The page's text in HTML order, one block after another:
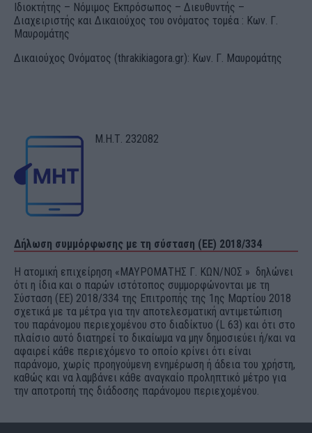
Ιδιοκτήτης – Νόμιμος Εκπρόσωπος – Διευθυντής –
Διαχειριστής και Δικαιούχος του ονόματος τομέα : Κων. Γ.
Μαυρομάτης
Δικαιούχος Ονόματος (thrakikiagora.gr): Κων. Γ. Μαυρομάτης
Μ.Η.Τ. 232082
Δήλωση συμμόρφωσης με τη σύσταση (ΕΕ) 2018/334
Η ατομική επιχείρηση «ΜΑΥΡΟΜΑΤΗΣ Γ. ΚΩΝ/ΝΟΣ » δηλώνει
ότι η ίδια και ο παρών ιστότοπος συμμορφώνονται με τη
Σύσταση (ΕΕ) 2018/334 της Επιτροπής της 1ης Μαρτίου 2018
σχετικά με τα μέτρα για την αποτελεσματική αντιμετώπιση
του παράνομου περιεχομένου στο διαδίκτυο (L 63) και ότι στο
πλαίσιο αυτό διατηρεί το δικαίωμα να μην δημοσιεύει ή/και να
αφαιρεί κάθε περιεχόμενο το οποίο κρίνει ότι είναι
παράνομο, χωρίς προηγούμενη ενημέρωση ή άδεια του χρήστη,
καθώς και να λαμβάνει κάθε αναγκαίο προληπτικό μέτρο για
την αποτροπή της διάδοσης παράνομου περιεχομένου.